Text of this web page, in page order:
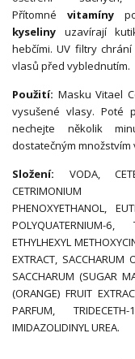
Přítomné vitamíny
kyseliny uzavírají
hebčími. UV filtry
vlasů před vyblednutím.
Použití: Masku Vitael
vysušené vlasy. Poté
nechejte několik
dostatečným
Složení: VODA,
CETRIMONIUM
PHENOXYETHANOL,
POLYQUATERNIUM-6,
ETHYLHEXYL
EXTRACT, SACCHARUM
SACCHARUM (SUGAR
(ORANGE) FRUIT
PARFUM,
IMIDAZOLIDINYL UREA.